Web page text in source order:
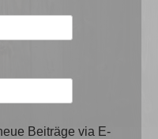
Beiträge via E-